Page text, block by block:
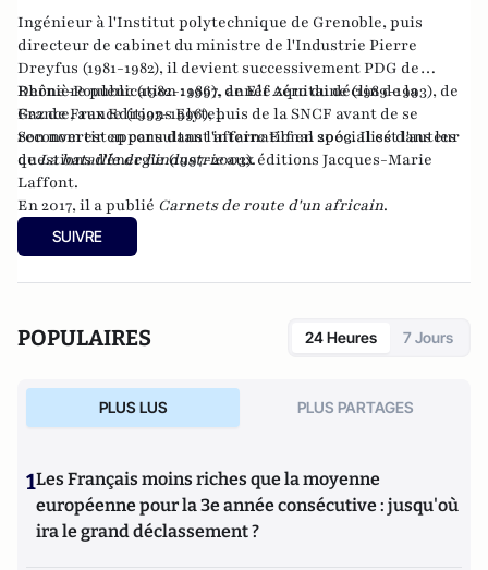
Ingénieur à l'Institut polytechnique de Grenoble, puis
directeur de cabinet du ministre de l'Industrie Pierre
Dreyfus (1981-1982), il devient successivement PDG de
Rhône-Poulenc (1982-1986), de Elf Aquitaine (1989-1993), de
Gaz de France (1993-1996), puis de la SNCF avant de se
reconvertir en consultant international spécialisé dans les
questions d'énergie (1997-2003).
Dernière publication :1997, année zéro du déclin de la
France, aux Editions Elytel.
Son nom est apparu dans l'affaire Elf en 2003. Il est l'auteur
deLa bataille de l'industrieaux éditions Jacques-Marie
Laffont.
En 2017, il a publié Carnets de route d'un africain.
SUIVRE
POPULAIRES 24 Heures 7 Jours
PLUS LUS PLUS PARTAGES
1Les Français moins riches que la moyenne
européenne pour la 3e année consécutive : jusqu'où
ira le grand déclassement ?